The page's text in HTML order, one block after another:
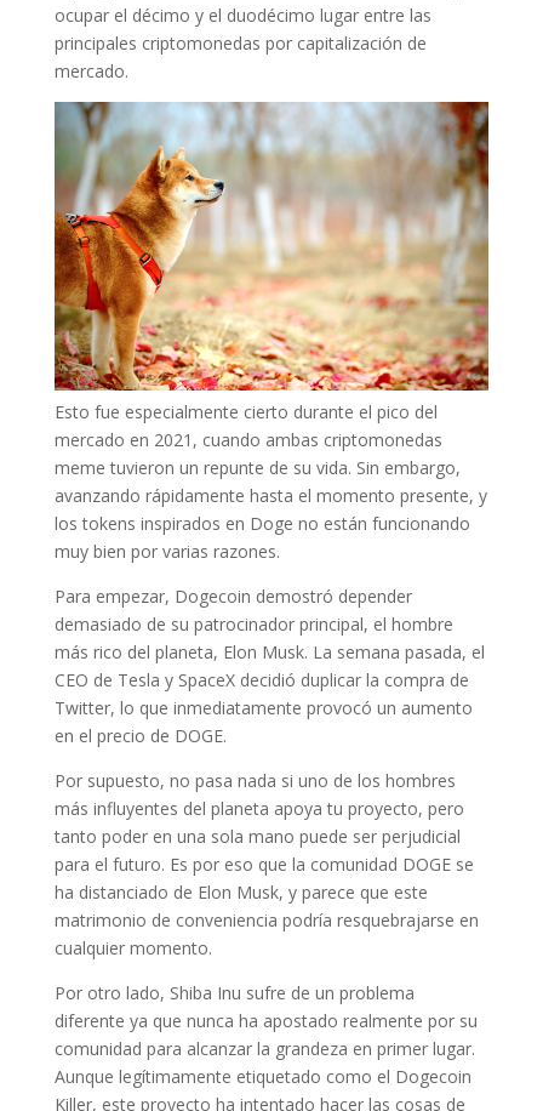
ocupar el décimo y el duodécimo lugar entre las
principales criptomonedas por capitalización de
mercado.
Esto fue especialmente cierto durante el pico del
mercado en 2021, cuando ambas criptomonedas
meme tuvieron un repunte de su vida. Sin embargo,
avanzando rápidamente hasta el momento presente, y
los tokens inspirados en Doge no están funcionando
muy bien por varias razones.
Para empezar, Dogecoin demostró depender
demasiado de su patrocinador principal, el hombre
más rico del planeta, Elon Musk. La semana pasada, el
CEO de Tesla y SpaceX decidió duplicar la compra de
Twitter, lo que inmediatamente provocó un aumento
en el precio de DOGE.
Por supuesto, no pasa nada si uno de los hombres
más influyentes del planeta apoya tu proyecto, pero
tanto poder en una sola mano puede ser perjudicial
para el futuro. Es por eso que la comunidad DOGE se
ha distanciado de Elon Musk, y parece que este
matrimonio de conveniencia podría resquebrajarse en
cualquier momento.
Por otro lado, Shiba Inu sufre de un problema
diferente ya que nunca ha apostado realmente por su
comunidad para alcanzar la grandeza en primer lugar.
Aunque legítimamente etiquetado como el Dogecoin
Killer, este proyecto ha intentado hacer las cosas de